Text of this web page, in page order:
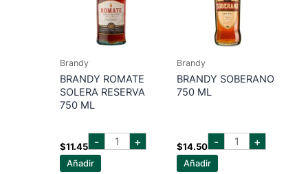
Brandy
BRANDY ROMATE
SOLERA RESERVA
750 ML
$11.45 - brandy
romate+
Añadir
Brandy
BRANDY SOBERANO
750 ML
$14.50 - brandy
soberano
+
Añadir